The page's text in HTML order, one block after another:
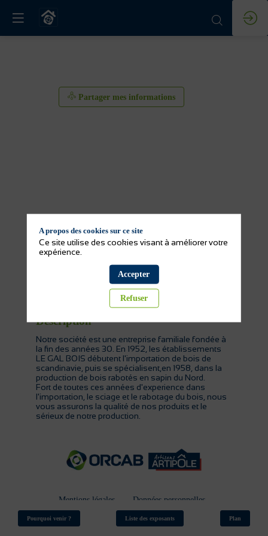
Partager mes informations
Partager mes informations
Activité(s) de l'exposant
Description
Notre société est une entreprise familiale fondée à
la fin des années 30. En 1952, les établissements
LE GAL BOIS débutent l'importation de bois de
scandinavie, puis se spécialisent,en 1958, dans la
production de bois rabotés en sapin du Nord.
Fort de toutes ces années d'experience dans
l'importation, le sciage et le rabotage du bois, nous
vous assurons la qualité de nos produits et le
sérieux de notre production.
Mentions légales
Données personnelles
Suppression de compte
Orcab.coop
Artisans Artipôle
© ORCAB 2026
Pourquoi venir ? Liste des exposants Plan
A propos des cookies sur ce site
Ce site utilise des cookies visant à améliorer votre
expérience.
Accepter
Refuser